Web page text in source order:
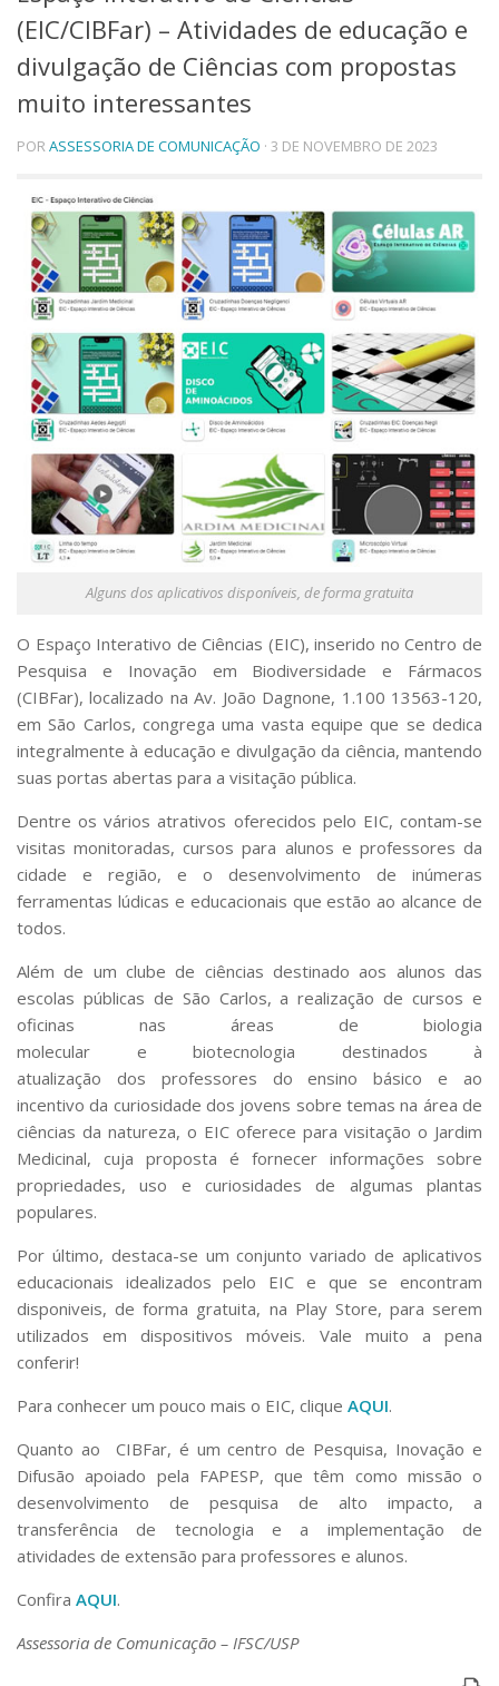
Telefones e Mapas
Pessoas
Ensino
Graduação
Educação a distância
Pesquisa e Inovação
Linhas de Pesquisa
Centros, Núcleos e Projetos em Rede
Pós-doutorado
Iniciação Científica
Transferência de Tecnologia
Empresas Juniores
Extensão à Comunidade
Projetos, Programas e Cursos
Artes, Cultura e Esportes
Museus e Espaços Interativos
Serviços
Bibliotecas
Apoio ao Estudante
Segurança, Trânsito e Prevenção
Outros serviços
Comunicação
Assessorias e Mídias
Aplicativos e Sites
Jornal da USP
Agenda de Eventos
(EIC/CIBFar) – Atividades de educação e
divulgação de Ciências com propostas
muito interessantes
PORASSESSORIA DE COMUNICAÇÃO · 3 DE NOVEMBRO DE 2023
Alguns dos aplicativos disponíveis, de forma gratuita
O Espaço Interativo de Ciências (EIC), inserido no Centro de
Pesquisa e Inovação em Biodiversidade e Fármacos
(CIBFar), localizado na Av. João Dagnone, 1.100 13563-120,
em São Carlos, congrega uma vasta equipe que se dedica
integralmente à educação e divulgação da ciência, mantendo
suas portas abertas para a visitação pública.
Dentre os vários atrativos oferecidos pelo EIC, contam-se
visitas monitoradas, cursos para alunos e professores da
cidade e região, e o desenvolvimento de inúmeras
ferramentas lúdicas e educacionais que estão ao alcance de
todos.
Além de um clube de ciências destinado aos alunos das
escolas públicas de São Carlos, a realização de cursos e
oficinas nas áreas de biologia
molecular e biotecnologia destinados à
atualização dos professores do ensino básico e ao
incentivo da curiosidade dos jovens sobre temas na área de
ciências da natureza, o EIC oferece para visitação o Jardim
Medicinal, cuja proposta é fornecer informações sobre
propriedades, uso e curiosidades de algumas plantas
populares.
Por último, destaca-se um conjunto variado de aplicativos
educacionais idealizados pelo EIC e que se encontram
disponiveis, de forma gratuita, na Play Store, para serem
utilizados em dispositivos móveis. Vale muito a pena
conferir!
Para conhecer um pouco mais o EIC, clique AQUI.
Quanto ao CIBFar, é um centro de Pesquisa, Inovação e
Difusão apoiado pela FAPESP, que têm como missão o
desenvolvimento de pesquisa de alto impacto, a
transferência de tecnologia e a implementação de
atividades de extensão para professores e alunos.
Confira AQUI.
Assessoria de Comunicação – IFSC/USP